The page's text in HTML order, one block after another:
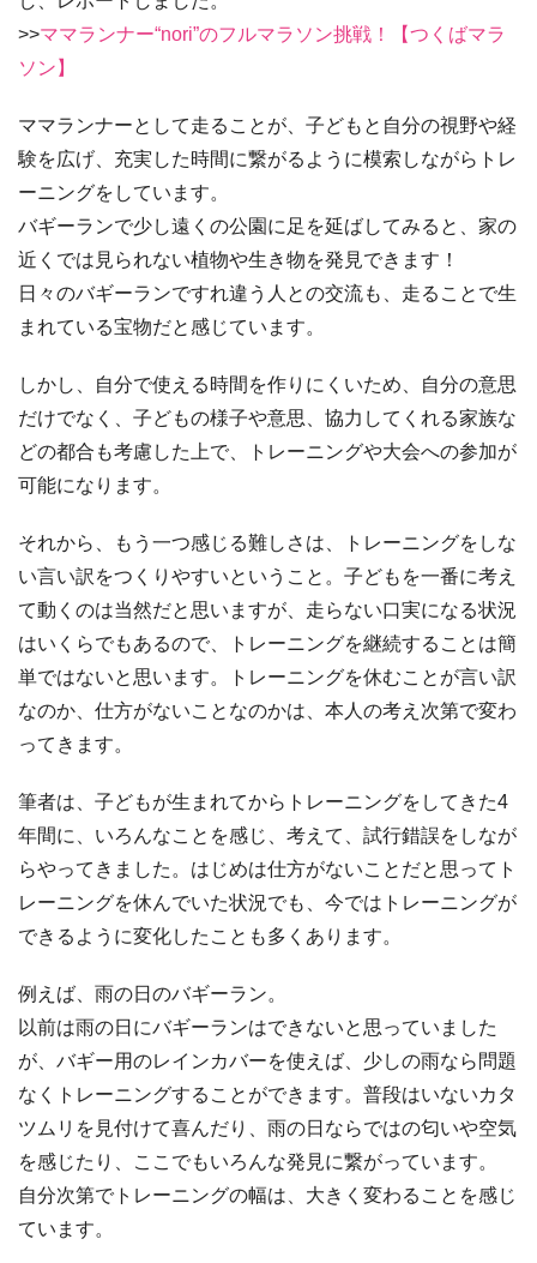
>>ママランナー“nori”のフルマラソン挑戦！【つくばマラ
ソン】
ママランナーとして走ることが、子どもと自分の視野や経
験を広げ、充実した時間に繋がるように模索しながらトレ
ーニングをしています。
バギーランで少し遠くの公園に足を延ばしてみると、家の
近くでは見られない植物や生き物を発見できます！
日々のバギーランですれ違う人との交流も、走ることで生
まれている宝物だと感じています。
しかし、自分で使える時間を作りにくいため、自分の意思
だけでなく、子どもの様子や意思、協力してくれる家族な
どの都合も考慮した上で、トレーニングや大会への参加が
可能になります。
それから、もう一つ感じる難しさは、トレーニングをしな
い言い訳をつくりやすいということ。子どもを一番に考え
て動くのは当然だと思いますが、走らない口実になる状況
はいくらでもあるので、トレーニングを継続することは簡
単ではないと思います。トレーニングを休むことが言い訳
なのか、仕方がないことなのかは、本人の考え次第で変わ
ってきます。
筆者は、子どもが生まれてからトレーニングをしてきた4
年間に、いろんなことを感じ、考えて、試行錯誤をしなが
らやってきました。はじめは仕方がないことだと思ってト
レーニングを休んでいた状況でも、今ではトレーニングが
できるように変化したことも多くあります。
例えば、雨の日のバギーラン。
以前は雨の日にバギーランはできないと思っていました
が、バギー用のレインカバーを使えば、少しの雨なら問題
なくトレーニングすることができます。普段はいないカタ
ツムリを見付けて喜んだり、雨の日ならではの匂いや空気
を感じたり、ここでもいろんな発見に繋がっています。
自分次第でトレーニングの幅は、大きく変わることを感じ
ています。